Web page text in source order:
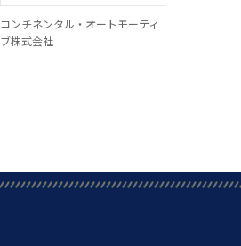
コンチネンタル・オートモーティ
ブ株式会社